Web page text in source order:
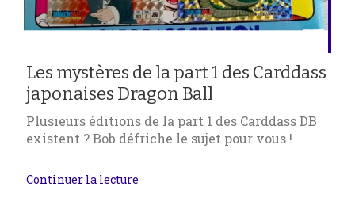
Les mystères de la part 1 des Carddass
japonaises Dragon Ball
Plusieurs éditions de la part 1 des Carddass DB
existent ? Bob défriche le sujet pour vous !
Continuer la lecture